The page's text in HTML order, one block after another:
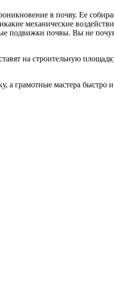
в почву. Ее
механические
подвижки почвы. Вы не
на строительную
а грамотные мастера быстро